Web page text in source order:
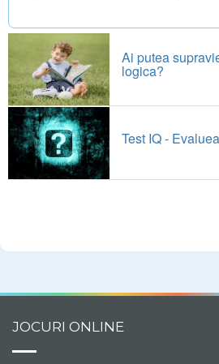
Ai putea
logica?
Test IQ -
JOCURI ONLINE